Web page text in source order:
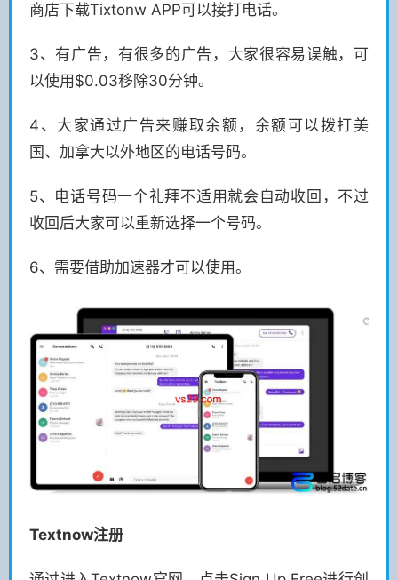
商店下载Tixtonw APP可以接打电话。
3、有广告，有很多的广告，大家很容易误触，可
以使用$0.03移除30分钟。
4、大家通过广告来赚取余额，余额可以拨打美
国、加拿大以外地区的电话号码。
5、电话号码一个礼拜不适用就会自动收回，不过
收回后大家可以重新选择一个号码。
6、需要借助加速器才可以使用。
Textnow注册